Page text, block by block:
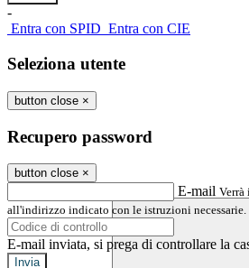
-
Entra con SPID Entra con CIE
Seleziona utente
button close ×
Recupero password
button close ×
E-mail Verrà
all'indirizzo indicato con le istruzioni necessarie.
E-mail inviata, si prega di controllare la